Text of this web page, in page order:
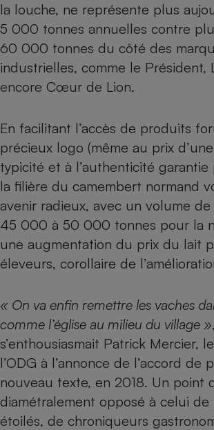
la louche, ne représente plus
5 000 tonnes annuelles contre
60 000 tonnes du côté des
industrielles, comme le Président,
encore Cœur de Lion.
En facilitant l’accès de produits
précieux logo (même au prix
typicité et à l’authenticité
la filière du camembert normand
avenir radieux, avec un volume
45 000 à 50 000 tonnes pour la
une augmentation du prix du lait
éleveurs, corollaire de
« On va enfin remettre les vaches
comme l’église au milieu du village »,
s’enthousiasmait Patrick Mercier,
l’ODG à l’annonce de l’accord de
nouveau texte, en 2018. Un point
diamétralement opposé à celui de
étoilés, de chroniqueurs